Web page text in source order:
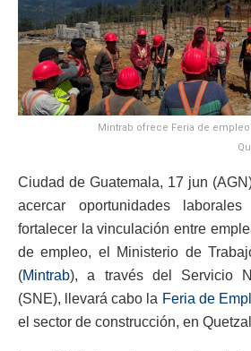
Mintrab ofrece Feria de
Ciudad de Guatemala, 17 jun
acercar oportunidades
fortalecer la vinculación entre
de empleo, el Ministerio de
(Mintrab), a través del Servicio
(SNE), llevará cabo la Feria de
el sector de construcción, en